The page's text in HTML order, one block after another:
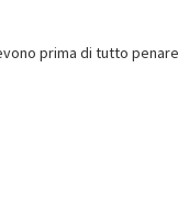
prima di tutto